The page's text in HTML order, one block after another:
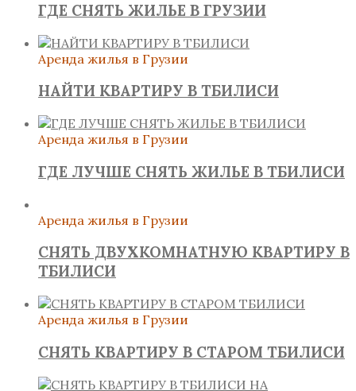
ГДЕ СНЯТЬ ЖИЛЬЕ В ГРУЗИИ
Аренда жилья в Грузии
НАЙТИ КВАРТИРУ В ТБИЛИСИ
Аренда жилья в Грузии
ГДЕ ЛУЧШЕ СНЯТЬ ЖИЛЬЕ В ТБИЛИСИ
Аренда жилья в Грузии
СНЯТЬ ДВУХКОМНАТНУЮ КВАРТИРУ В
ТБИЛИСИ
Аренда жилья в Грузии
СНЯТЬ КВАРТИРУ В СТАРОМ ТБИЛИСИ